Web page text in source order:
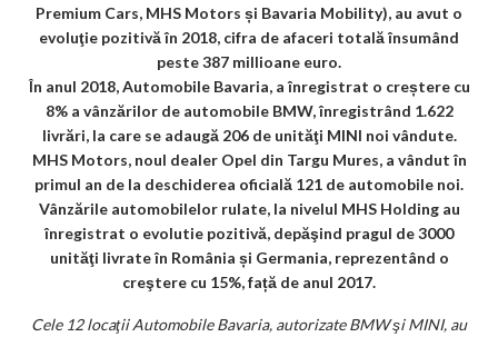
Premium Cars, MHS Motors și Bavaria Mobility), au avut o
evoluţie pozitivă în 2018, cifra de afaceri totală însumând
peste 387 millioane euro.
În anul 2018, Automobile Bavaria, a înregistrat o creștere cu
8% a vânzărilor de automobile BMW, înregistrând 1.622
livrări, la care se adaugă 206 de unităţi MINI noi vândute.
MHS Motors, noul dealer Opel din Targu Mures, a vândut în
primul an de la deschiderea oficială 121 de automobile noi.
Vânzările automobilelor rulate, la nivelul MHS Holding au
înregistrat o evolutie pozitivă, depăşind pragul de 3000
unităţi livrate în România și Germania, reprezentând o
creştere cu 15%, față de anul 2017.
Cele 12 locaţii Automobile Bavaria, autorizate BMW şi MINI, au